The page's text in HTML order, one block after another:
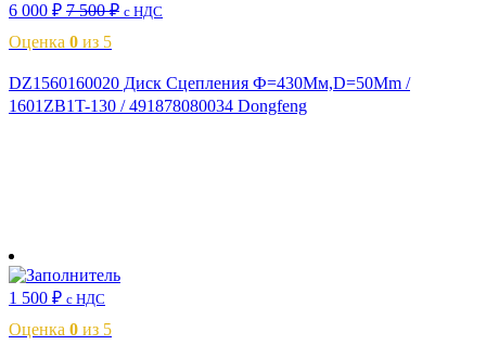
6 000 ₽ 7 500₽ с НДС
Оценка 0 из 5
DZ1560160020 Диск Сцепления Ф=430Мм,D=50Mm /
1601ZB1T-130 / 491878080034 Dongfeng
1 500 ₽ с НДС
Оценка 0 из 5